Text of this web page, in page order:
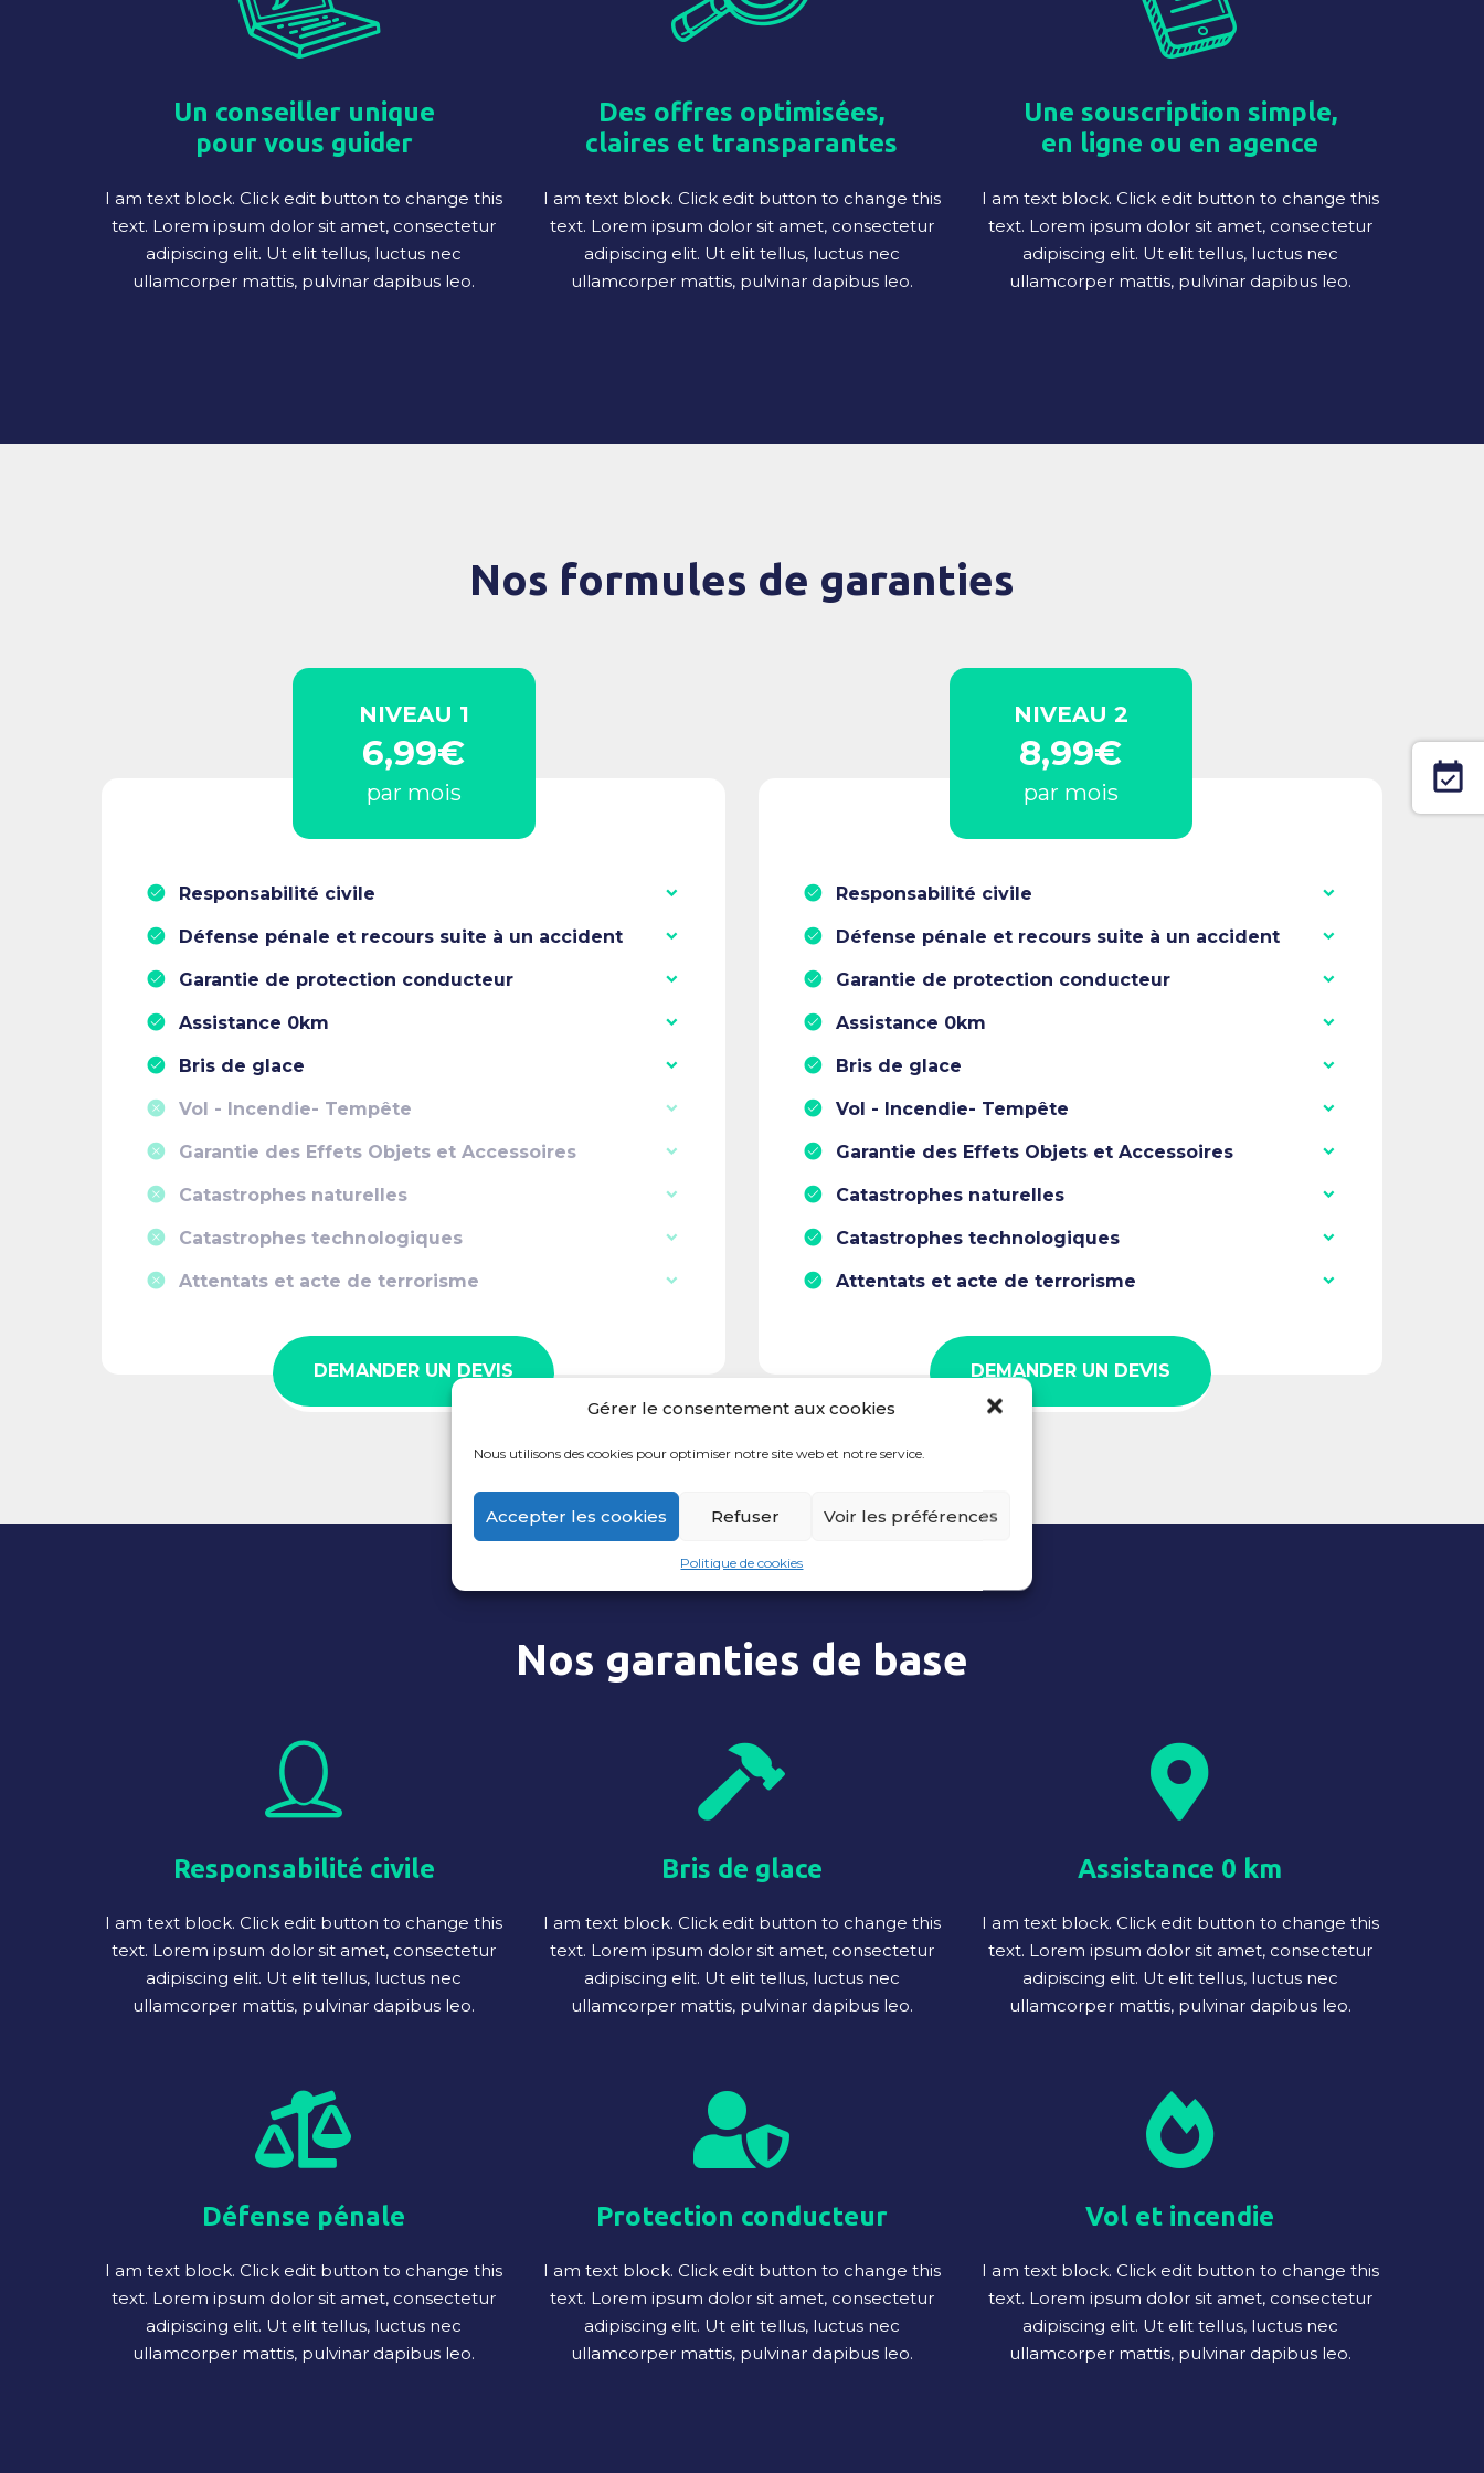
Gérer le consentement aux cookies
Nous utilisons des cookies pour optimiser notre site web et notre service.
Accepter les cookies Refuser Voir les préférences
Politique de cookies
Un conseiller unique
pour vous guider
I am text block. Click edit button to change this
text. Lorem ipsum dolor sit amet, consectetur
adipiscing elit. Ut elit tellus, luctus nec
ullamcorper mattis, pulvinar dapibus leo.
Des offres optimisées,
claires et transparantes
I am text block. Click edit button to change this
text. Lorem ipsum dolor sit amet, consectetur
adipiscing elit. Ut elit tellus, luctus nec
ullamcorper mattis, pulvinar dapibus leo.
Une souscription simple,
en ligne ou en agence
I am text block. Click edit button to change this
text. Lorem ipsum dolor sit amet, consectetur
adipiscing elit. Ut elit tellus, luctus nec
ullamcorper mattis, pulvinar dapibus leo.
Nos formules de garanties
NIVEAU 1
6,99€
par mois
Responsabilité civile
Défense pénale et recours suite à un accident
Garantie de protection conducteur
Assistance 0km
Bris de glace
Vol - Incendie- Tempête
Garantie des Effets Objets et Accessoires
Catastrophes naturelles
Catastrophes technologiques
Attentats et acte de terrorisme
DEMANDER UN DEVIS
NIVEAU 2
8,99€
par mois
Responsabilité civile
Défense pénale et recours suite à un accident
Garantie de protection conducteur
Assistance 0km
Bris de glace
Vol - Incendie- Tempête
Garantie des Effets Objets et Accessoires
Catastrophes naturelles
Catastrophes technologiques
Attentats et acte de terrorisme
DEMANDER UN DEVIS
Nos garanties de base
Responsabilité civile
I am text block. Click edit button to change this
text. Lorem ipsum dolor sit amet, consectetur
adipiscing elit. Ut elit tellus, luctus nec
ullamcorper mattis, pulvinar dapibus leo.
Bris de glace
I am text block. Click edit button to change this
text. Lorem ipsum dolor sit amet, consectetur
adipiscing elit. Ut elit tellus, luctus nec
ullamcorper mattis, pulvinar dapibus leo.
Assistance 0 km
I am text block. Click edit button to change this
text. Lorem ipsum dolor sit amet, consectetur
adipiscing elit. Ut elit tellus, luctus nec
ullamcorper mattis, pulvinar dapibus leo.
Défense pénale
I am text block. Click edit button to change this
text. Lorem ipsum dolor sit amet, consectetur
adipiscing elit. Ut elit tellus, luctus nec
ullamcorper mattis, pulvinar dapibus leo.
Protection conducteur
I am text block. Click edit button to change this
text. Lorem ipsum dolor sit amet, consectetur
adipiscing elit. Ut elit tellus, luctus nec
ullamcorper mattis, pulvinar dapibus leo.
Vol et incendie
I am text block. Click edit button to change this
text. Lorem ipsum dolor sit amet, consectetur
adipiscing elit. Ut elit tellus, luctus nec
ullamcorper mattis, pulvinar dapibus leo.
event_available